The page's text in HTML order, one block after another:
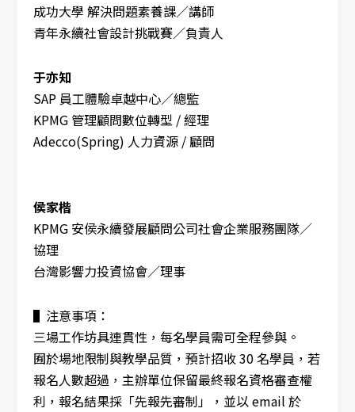
成功大學 解決問題素養課／講師
青年永續社會設計挑戰賽／負責人
于亦知
SAP 員工體驗卓越中心／總監
KPMG 管理顧問數位轉型 / 經理
Adecco(Spring) 人力資源 / 顧問
侯家楷
KPMG 安侯永續發展顧問公司社會企業服務團隊／
協理
台灣影響力投資協會／理事
▌注意事項：
三場工作坊具連貫性，每名學員需可全程參與。
囿於場地限制與教學品質，預計招收 30 名學員，若
報名人數超過，主辦單位保留最終報名資格審查權
利，報名結果採「先報先審制」，並以 email 於